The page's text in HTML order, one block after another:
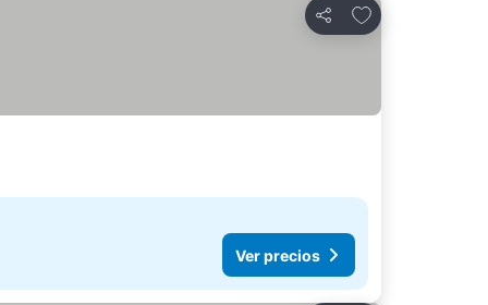
Compartir
Añadir a favoritos
Ver precios